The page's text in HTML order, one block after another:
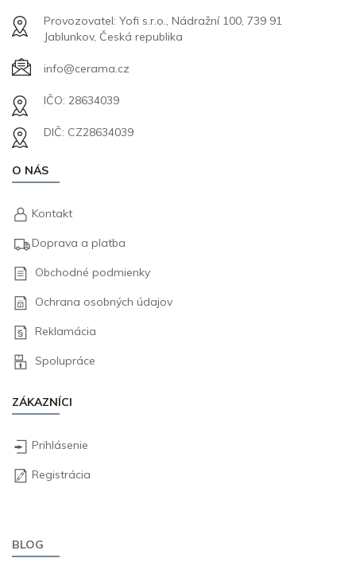
Provozovatel: Yofi s.r.o., Nádražní 100, 739 91
Jablunkov, Česká republika
info@cerama.cz
IČO: 28634039
DIČ: CZ28634039
O NÁS
Kontakt
Doprava a platba
Obchodné podmienky
Ochrana osobných údajov
Reklamácia
Spolupráce
ZÁKAZNÍCI
Prihlásenie
Registrácia
BLOG